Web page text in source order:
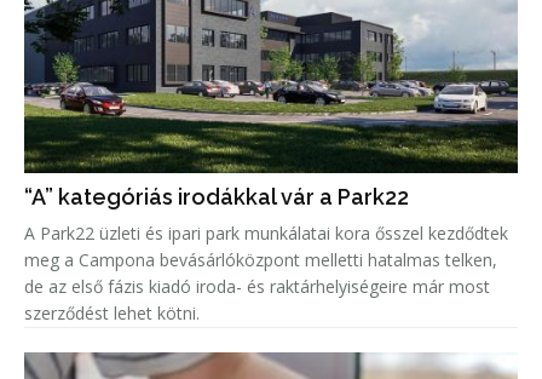
“A” kategóriás irodákkal vár a Park22
A Park22 üzleti és ipari park munkálatai kora ősszel kezdődtek
meg a Campona bevásárlóközpont melletti hatalmas telken,
de az első fázis kiadó iroda- és raktárhelyiségeire már most
szerződést lehet kötni.